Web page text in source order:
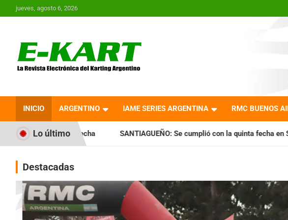
Saltar
al
jueves, agosto 6, 2026
Revista Electrónica del
Karting en Argentina
INICIO ARGENTINO IAME SERIES ARGENTINA RMC BUENOS
Lo último
fecha SANTIAGUEÑO: Se cumplió con la quinta fecha en Santiago IAME
Destacadas